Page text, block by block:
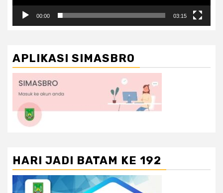
00:00 03:15
APLIKASI SIMASBRO
HARI JADI BATAM KE 192